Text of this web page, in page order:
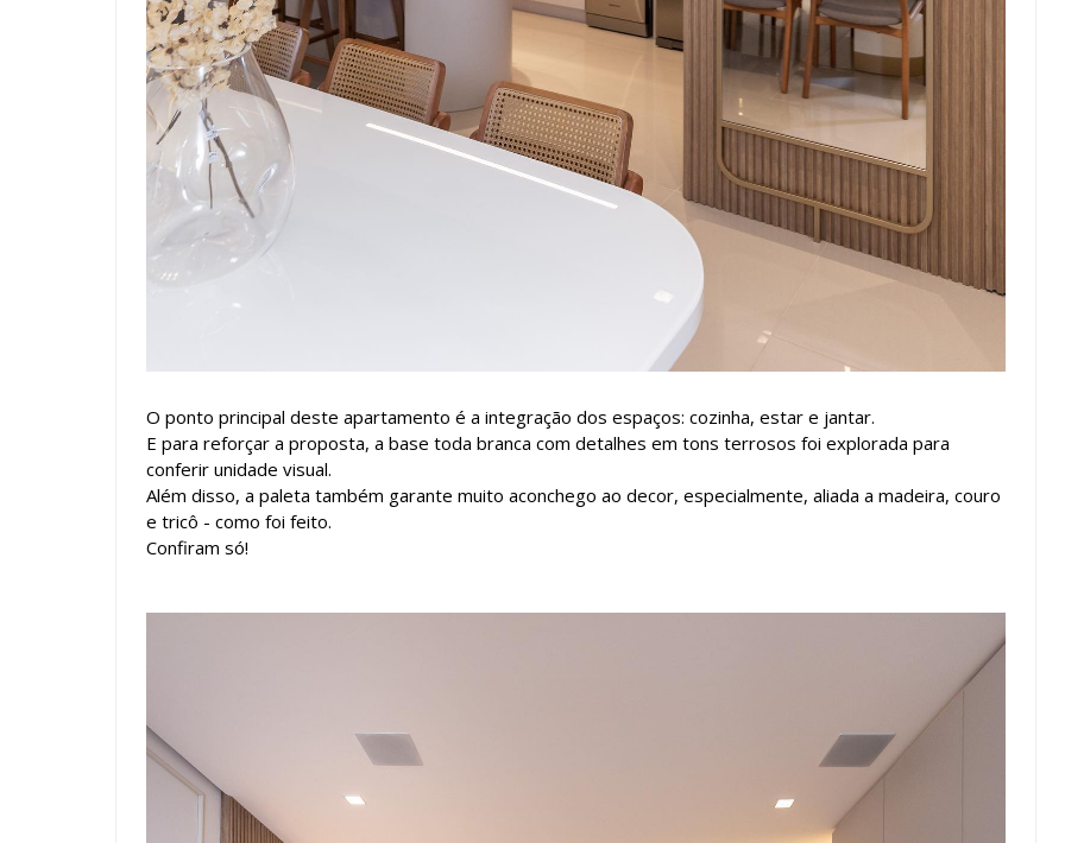
O ponto principal deste apartamento é a integração dos espaços: cozinha, estar e jantar.
E para reforçar a proposta, a base toda branca com detalhes em tons terrosos foi explorada para
conferir unidade visual.
Além disso, a paleta também garante muito aconchego ao decor, especialmente, aliada a madeira, couro
e tricô - como foi feito.
Confiram só!